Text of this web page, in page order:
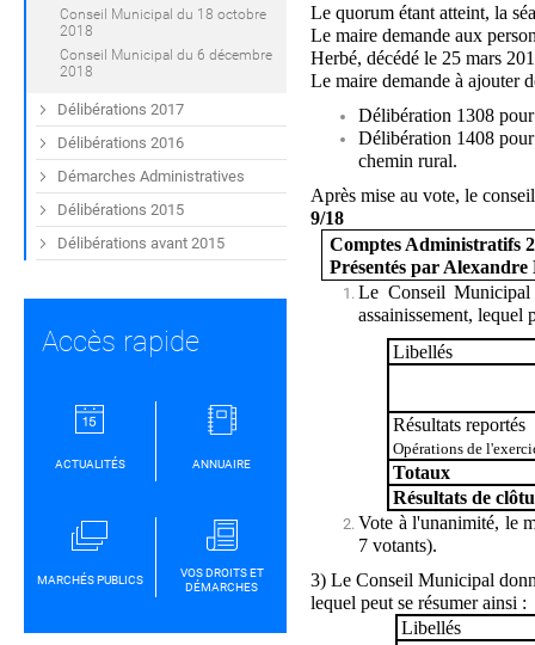
Le quorum étant atteint, la
Le maire demande aux
Herbé, décédé le 25 mars
Le maire demande à ajouter
Délibération 1308
Délibération 1408
chemin rural.
Après mise au vote, le
9/18
Comptes Administratifs
Présentés par
Le Conseil
assainissement, lequel
Libellés
Résultats reportés
Opérations de
Totaux
Résultats de
Vote à l'unanimité, le
7 votants).
3) Le Conseil Municipal
lequel peut se résumer ainsi :
Libellés
Conseil Municipal du 18 octobre
2018
Conseil Municipal du 6 décembre
2018
Délibérations 2017
Délibérations 2016
Démarches Administratives
Délibérations 2015
Délibérations avant 2015
Accès rapide
ACTUALITÉS ANNUAIRE
MARCHÉS PUBLICS
VOS DROITS ET
DÉMARCHES